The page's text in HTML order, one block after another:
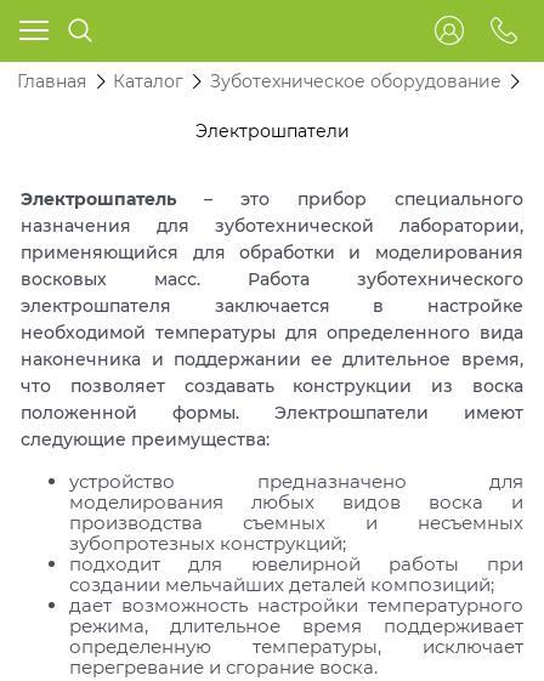
Главная Каталог Зуботехническое оборудование
Электрошпатели
Электрошпатель – это прибор специального
назначения для зуботехнической лаборатории,
применяющийся для обработки и моделирования
восковых масс. Работа зуботехнического
электрошпателя заключается в настройке
необходимой температуры для определенного вида
наконечника и поддержании ее длительное время,
что позволяет создавать конструкции из воска
положенной формы. Электрошпатели имеют
следующие преимущества:
устройство предназначено для
моделирования любых видов воска и
производства съемных и несъемных
зубопротезных конструкций;
подходит для ювелирной работы при
создании мельчайших деталей композиций;
дает возможность настройки температурного
режима, длительное время поддерживает
определенную температуры, исключает
перегревание и сгорание воска.